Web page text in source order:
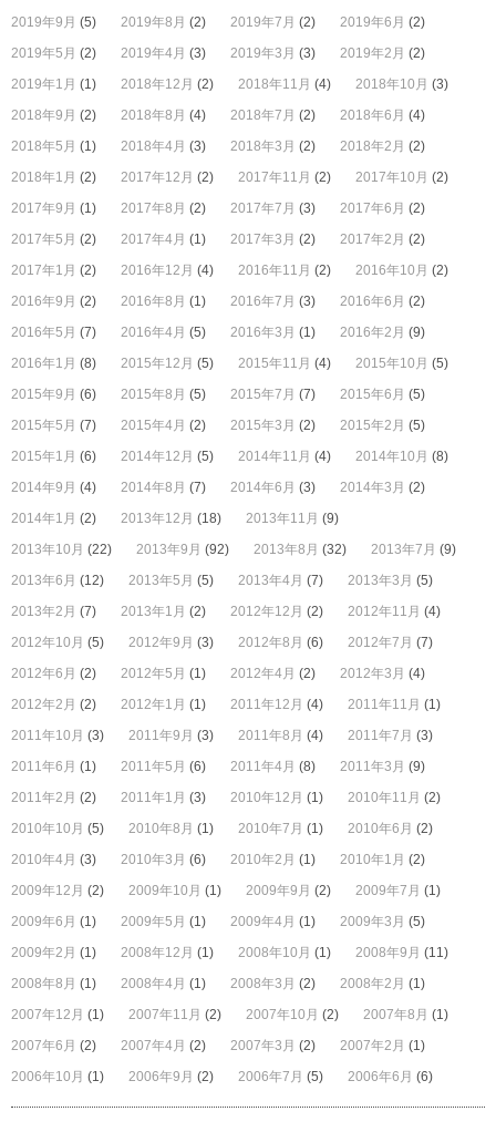
2019年9月 (5) 2019年8月 (2) 2019年7月 (2) 2019年6月 (2)
2019年5月 (2) 2019年4月 (3) 2019年3月 (3) 2019年2月 (2)
2019年1月 (1) 2018年12月 (2) 2018年11月 (4) 2018年10月 (3)
2018年9月 (2) 2018年8月 (4) 2018年7月 (2) 2018年6月 (4)
2018年5月 (1) 2018年4月 (3) 2018年3月 (2) 2018年2月 (2)
2018年1月 (2) 2017年12月 (2) 2017年11月 (2) 2017年10月 (2)
2017年9月 (1) 2017年8月 (2) 2017年7月 (3) 2017年6月 (2)
2017年5月 (2) 2017年4月 (1) 2017年3月 (2) 2017年2月 (2)
2017年1月 (2) 2016年12月 (4) 2016年11月 (2) 2016年10月 (2)
2016年9月 (2) 2016年8月 (1) 2016年7月 (3) 2016年6月 (2)
2016年5月 (7) 2016年4月 (5) 2016年3月 (1) 2016年2月 (9)
2016年1月 (8) 2015年12月 (5) 2015年11月 (4) 2015年10月 (5)
2015年9月 (6) 2015年8月 (5) 2015年7月 (7) 2015年6月 (5)
2015年5月 (7) 2015年4月 (2) 2015年3月 (2) 2015年2月 (5)
2015年1月 (6) 2014年12月 (5) 2014年11月 (4) 2014年10月 (8)
2014年9月 (4) 2014年8月 (7) 2014年6月 (3) 2014年3月 (2)
2014年1月 (2) 2013年12月 (18) 2013年11月 (9)
2013年10月 (22) 2013年9月 (92) 2013年8月 (32) 2013年7月 (9)
2013年6月 (12) 2013年5月 (5) 2013年4月 (7) 2013年3月 (5)
2013年2月 (7) 2013年1月 (2) 2012年12月 (2) 2012年11月 (4)
2012年10月 (5) 2012年9月 (3) 2012年8月 (6) 2012年7月 (7)
2012年6月 (2) 2012年5月 (1) 2012年4月 (2) 2012年3月 (4)
2012年2月 (2) 2012年1月 (1) 2011年12月 (4) 2011年11月 (1)
2011年10月 (3) 2011年9月 (3) 2011年8月 (4) 2011年7月 (3)
2011年6月 (1) 2011年5月 (6) 2011年4月 (8) 2011年3月 (9)
2011年2月 (2) 2011年1月 (3) 2010年12月 (1) 2010年11月 (2)
2010年10月 (5) 2010年8月 (1) 2010年7月 (1) 2010年6月 (2)
2010年4月 (3) 2010年3月 (6) 2010年2月 (1) 2010年1月 (2)
2009年12月 (2) 2009年10月 (1) 2009年9月 (2) 2009年7月 (1)
2009年6月 (1) 2009年5月 (1) 2009年4月 (1) 2009年3月 (5)
2009年2月 (1) 2008年12月 (1) 2008年10月 (1) 2008年9月 (11)
2008年8月 (1) 2008年4月 (1) 2008年3月 (2) 2008年2月 (1)
2007年12月 (1) 2007年11月 (2) 2007年10月 (2) 2007年8月 (1)
2007年6月 (2) 2007年4月 (2) 2007年3月 (2) 2007年2月 (1)
2006年10月 (1) 2006年9月 (2) 2006年7月 (5) 2006年6月 (6)